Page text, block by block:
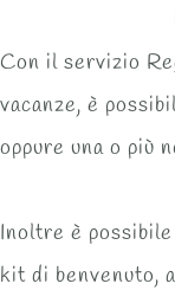
Con il servizio
vacanze, è
oppure una o più
Inoltre è
kit di benvenuto,